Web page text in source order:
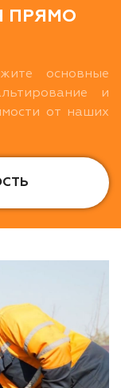
ПРЯМО
основные
и
от наших